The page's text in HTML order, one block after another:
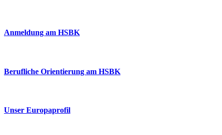
Anmeldung am HSBK
Berufliche Orientierung am HSBK
Unser Europaprofil